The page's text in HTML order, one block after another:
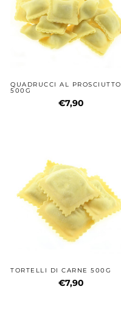
QUADRUCCI AL PROSCIUTTO
500G
€7,90
TORTELLI DI CARNE 500G
€7,90